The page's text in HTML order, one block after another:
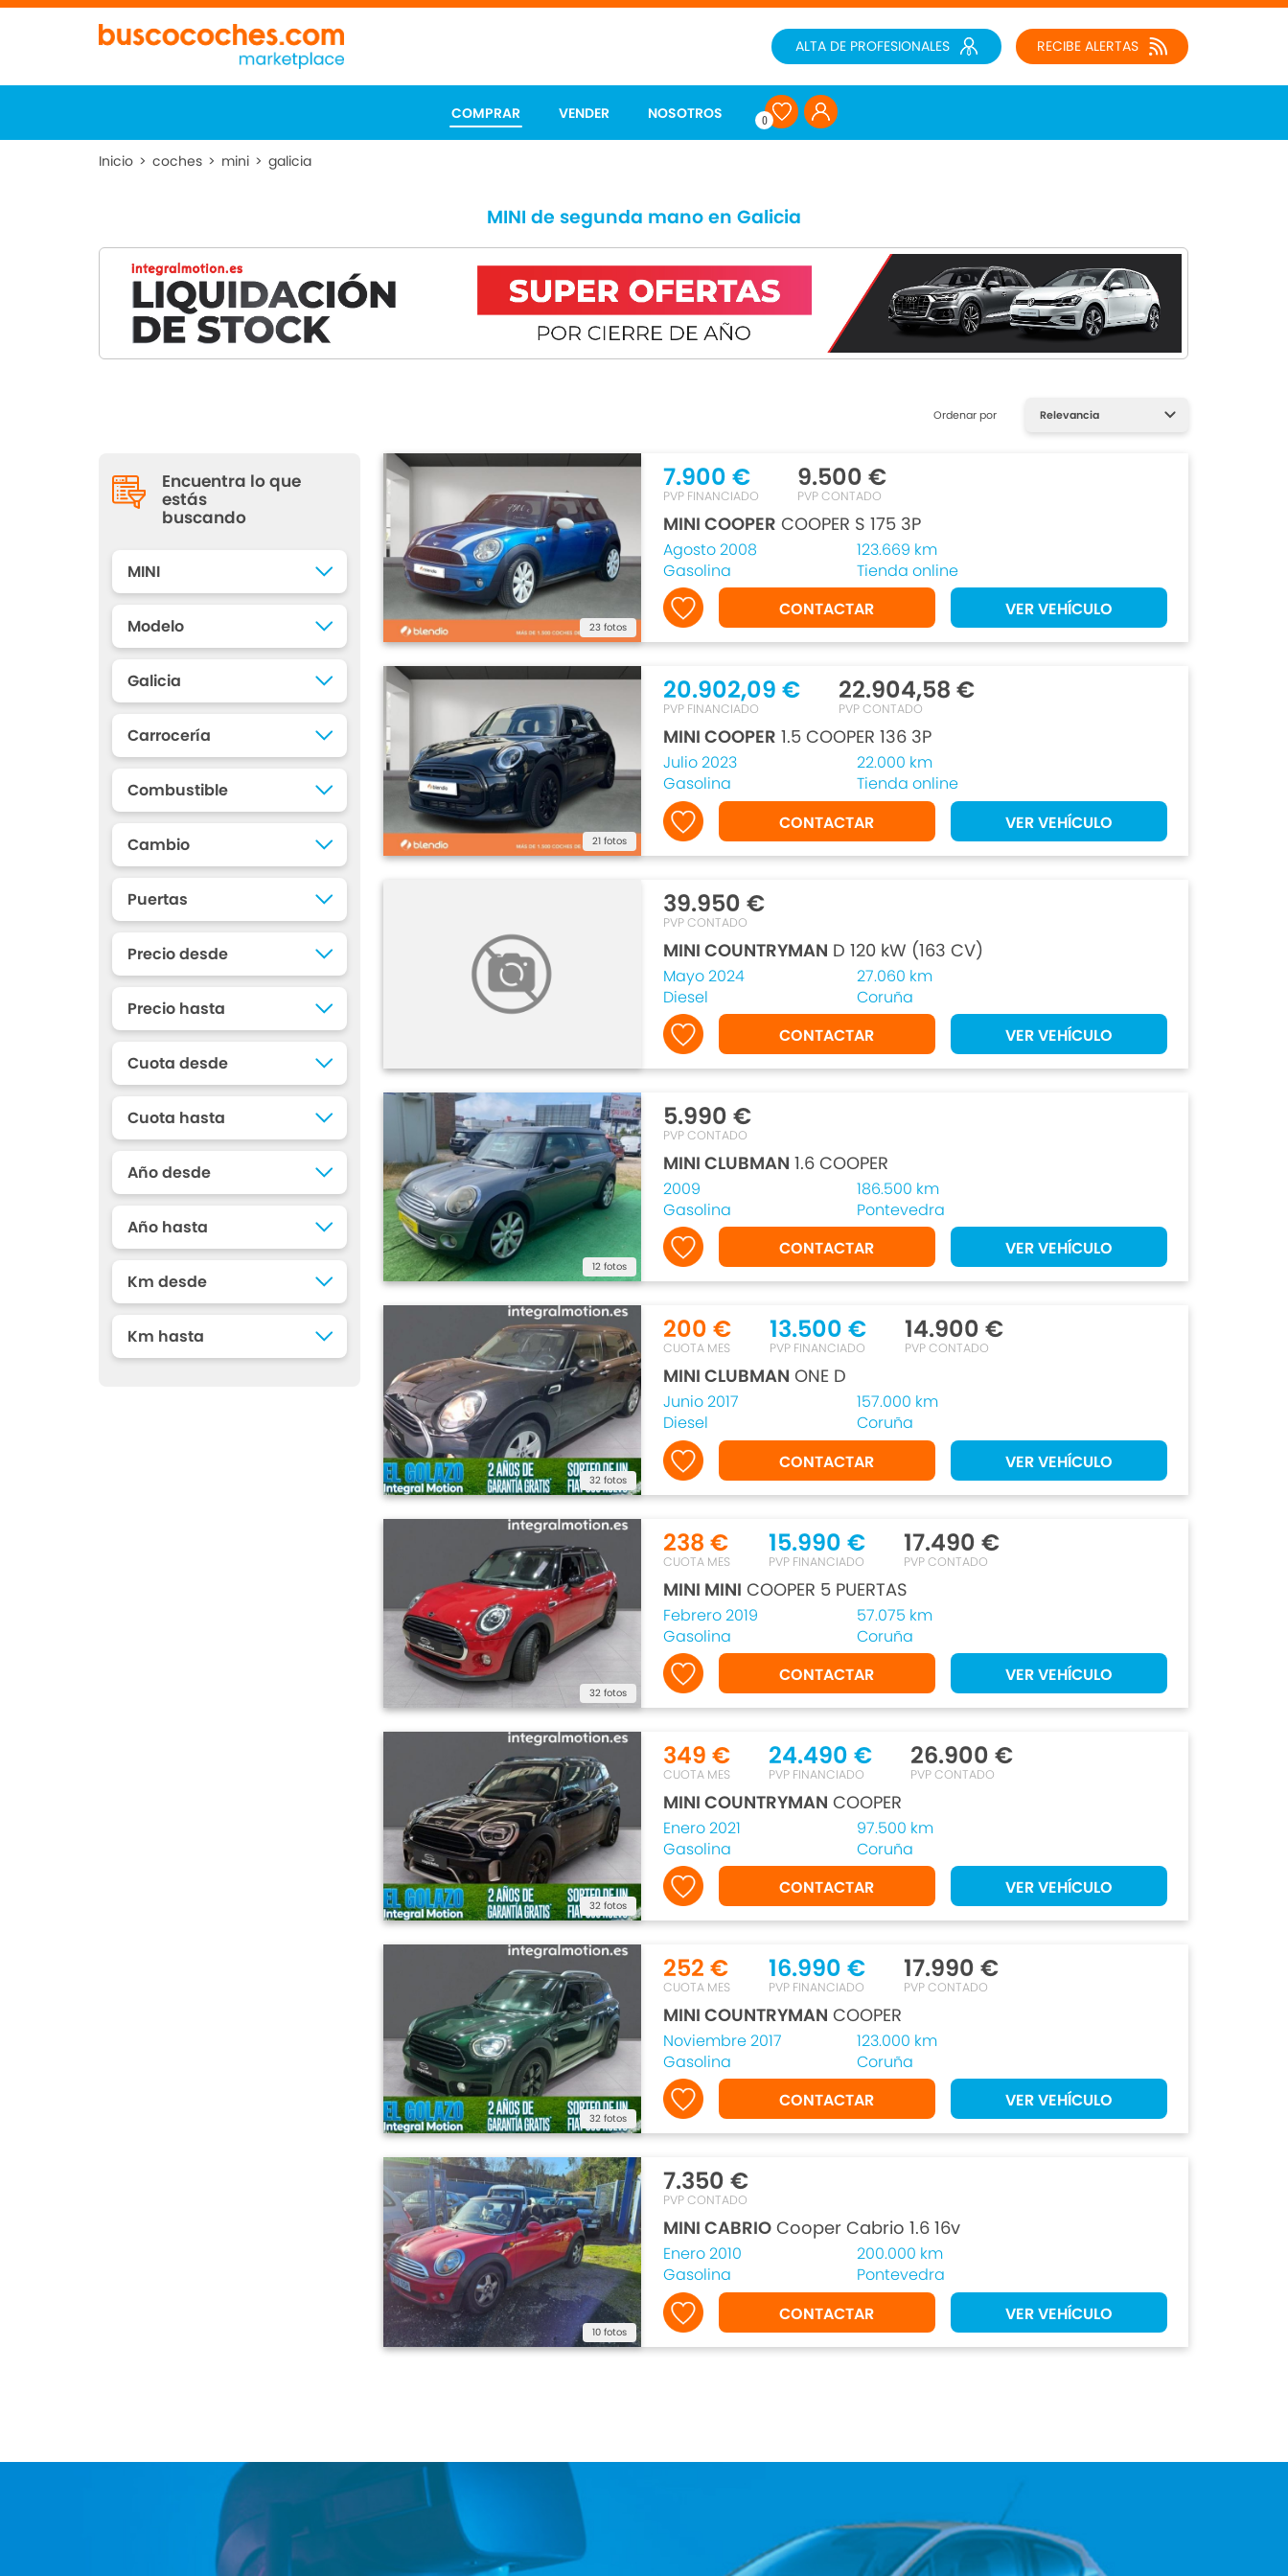
RECIBE ALERTAS
ALTA DE PROFESIONALES
COMPRAR VENDER NOSOTROS 0
Inicio > coches > mini > galicia
MINI de segunda mano en Galicia
Encuentra lo que
estás
buscando
Ordenar por
23 fotos
7.900 €
PVP FINANCIADO
9.500 €
PVP CONTADO
MINI COOPER COOPER S 175 3P
Agosto 2008
Gasolina
123.669 km
Tienda online
CONTACTAR
VER VEHÍCULO
21 fotos
20.902,09 €
PVP FINANCIADO
22.904,58 €
PVP CONTADO
MINI COOPER 1.5 COOPER 136 3P
Julio 2023
Gasolina
22.000 km
Tienda online
CONTACTAR
VER VEHÍCULO
39.950 €
PVP CONTADO
MINI COUNTRYMAN D 120 kW (163 CV)
Mayo 2024
Diesel
27.060 km
Coruña
CONTACTAR
VER VEHÍCULO
12 fotos
5.990 €
PVP CONTADO
MINI CLUBMAN 1.6 COOPER
2009
Gasolina
186.500 km
Pontevedra
CONTACTAR
VER VEHÍCULO
32 fotos
200 €
CUOTA MES
13.500 €
PVP FINANCIADO
14.900 €
PVP CONTADO
MINI CLUBMAN ONE D
Junio 2017
Diesel
157.000 km
Coruña
CONTACTAR
VER VEHÍCULO
32 fotos
238 €
CUOTA MES
15.990 €
PVP FINANCIADO
17.490 €
PVP CONTADO
MINI MINI COOPER 5 PUERTAS
Febrero 2019
Gasolina
57.075 km
Coruña
CONTACTAR
VER VEHÍCULO
32 fotos
349 €
CUOTA MES
24.490 €
PVP FINANCIADO
26.900 €
PVP CONTADO
MINI COUNTRYMAN COOPER
Enero 2021
Gasolina
97.500 km
Coruña
CONTACTAR
VER VEHÍCULO
32 fotos
252 €
CUOTA MES
16.990 €
PVP FINANCIADO
17.990 €
PVP CONTADO
MINI COUNTRYMAN COOPER
Noviembre 2017
Gasolina
123.000 km
Coruña
CONTACTAR
VER VEHÍCULO
10 fotos
7.350 €
PVP CONTADO
MINI CABRIOCooper Cabrio 1.6 16v
Enero 2010
Gasolina
200.000 km
Pontevedra
CONTACTAR
VER VEHÍCULO